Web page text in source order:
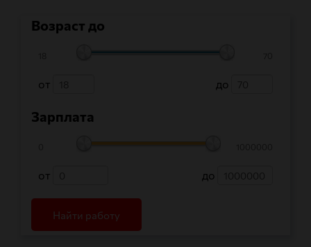
Возраст до
от до
Зарплата
от до